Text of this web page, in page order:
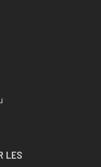
LES